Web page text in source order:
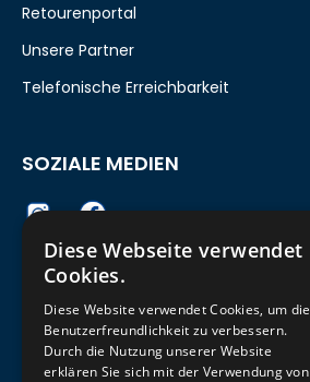
Retourenportal
Unsere Partner
Telefonische Erreichbarkeit
SOZIALE MEDIEN
German
Diese Webseite verwendet
Cookies.
Diese Website verwendet Cookies, um die
Benutzerfreundlichkeit zu verbessern.
Durch die Nutzung unserer Website
erklären Sie sich mit der Verwendung von